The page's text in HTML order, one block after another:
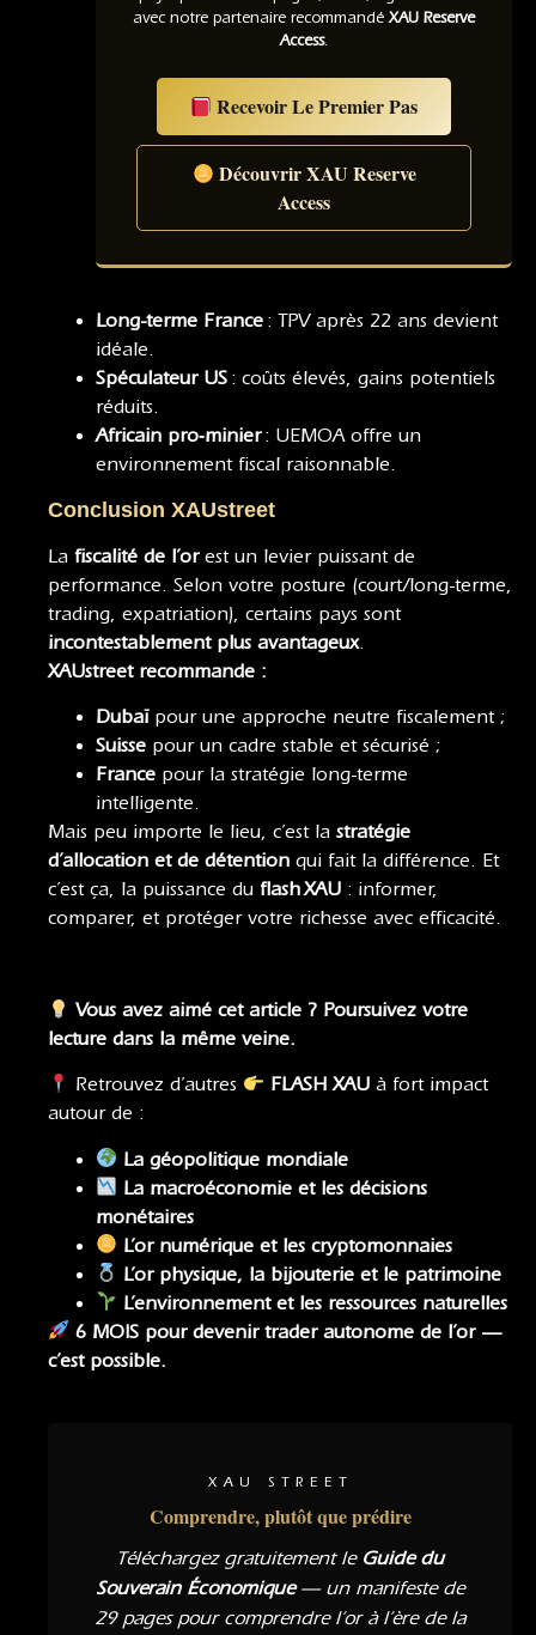
avec notre partenaire recommandé XAU Reserve
Access.
Recevoir Le Premier Pas
Découvrir XAU Reserve
Access
Long-terme France : TPV après 22 ans devient
idéale.
Spéculateur US : coûts élevés, gains potentiels
réduits.
Africain pro‑minier: UEMOA offre un
environnement fiscal raisonnable.
Conclusion XAUstreet
La fiscalité de l’orest un levier puissant de
performance. Selon votre posture (court/long-terme,
trading, expatriation), certains pays sont
incontestablement plus avantageux.
XAUstreet recommande :
Dubaïpour une approche neutre fiscalement ;
Suisse pour un cadre stable et sécurisé ;
France pour la stratégie long-terme
intelligente.
Mais peu importe le lieu, c’est la stratégie
d’allocation et de détention qui fait la différence. Et
c’est ça, la puissance du flash XAU : informer,
comparer, et protéger votre richesse avec efficacité.
Vous avez aimé cet article ? Poursuivez votre
lecture dans la même veine.
Retrouvez d’autres FLASH XAU à fort impact
autour de :
La géopolitique mondiale
La macroéconomie et les décisions
monétaires
L’or numérique et les cryptomonnaies
L’or physique, la bijouterie et le patrimoine
L’environnement et les ressources naturelles
6 MOIS pour devenir trader autonome de l’or —
c’est possible.
XAU STREET
Comprendre, plutôt que prédire
Téléchargez gratuitement le Guide du
Souverain Économique— un manifeste de
29 pages pour comprendre l’or à l’ère de la